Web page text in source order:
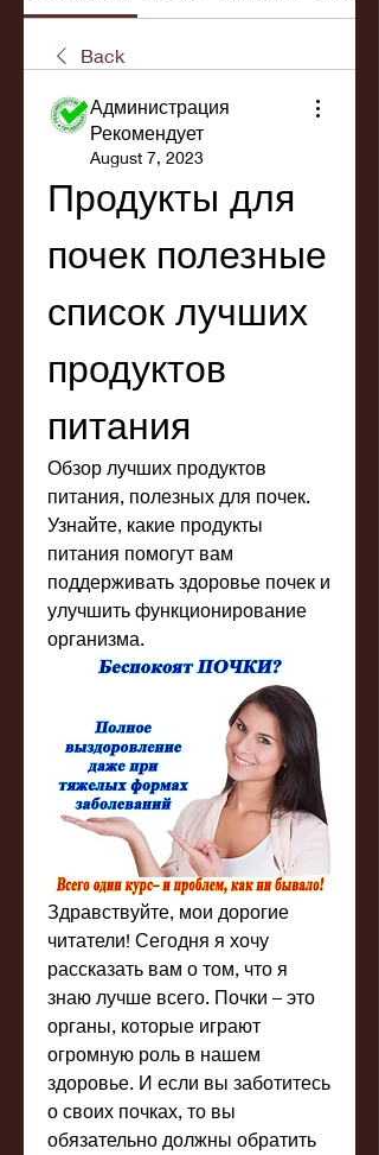
Back
Администрация
Рекомендует
August 7, 2023
Продукты для
почек полезные
список лучших
продуктов
питания
Обзор лучших продуктов
питания, полезных для почек.
Узнайте, какие продукты
питания помогут вам
поддерживать здоровье почек и
улучшить функционирование
организма.
Здравствуйте, мои дорогие
читатели! Сегодня я хочу
рассказать вам о том, что я
знаю лучше всего. Почки – это
органы, которые играют
огромную роль в нашем
здоровье. И если вы заботитесь
о своих почках, то вы
обязательно должны обратить